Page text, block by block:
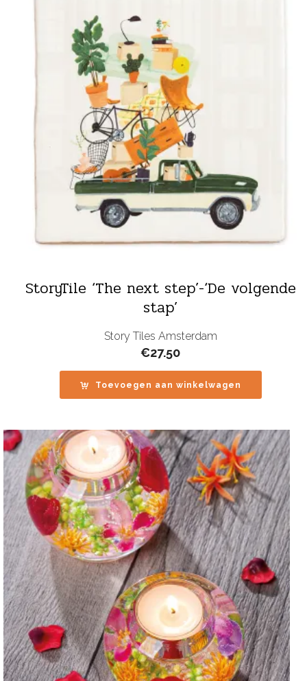
StoryTile ‘The next step’-‘De volgende
stap’
Story Tiles Amsterdam
€27.50
Toevoegen aan winkelwagen